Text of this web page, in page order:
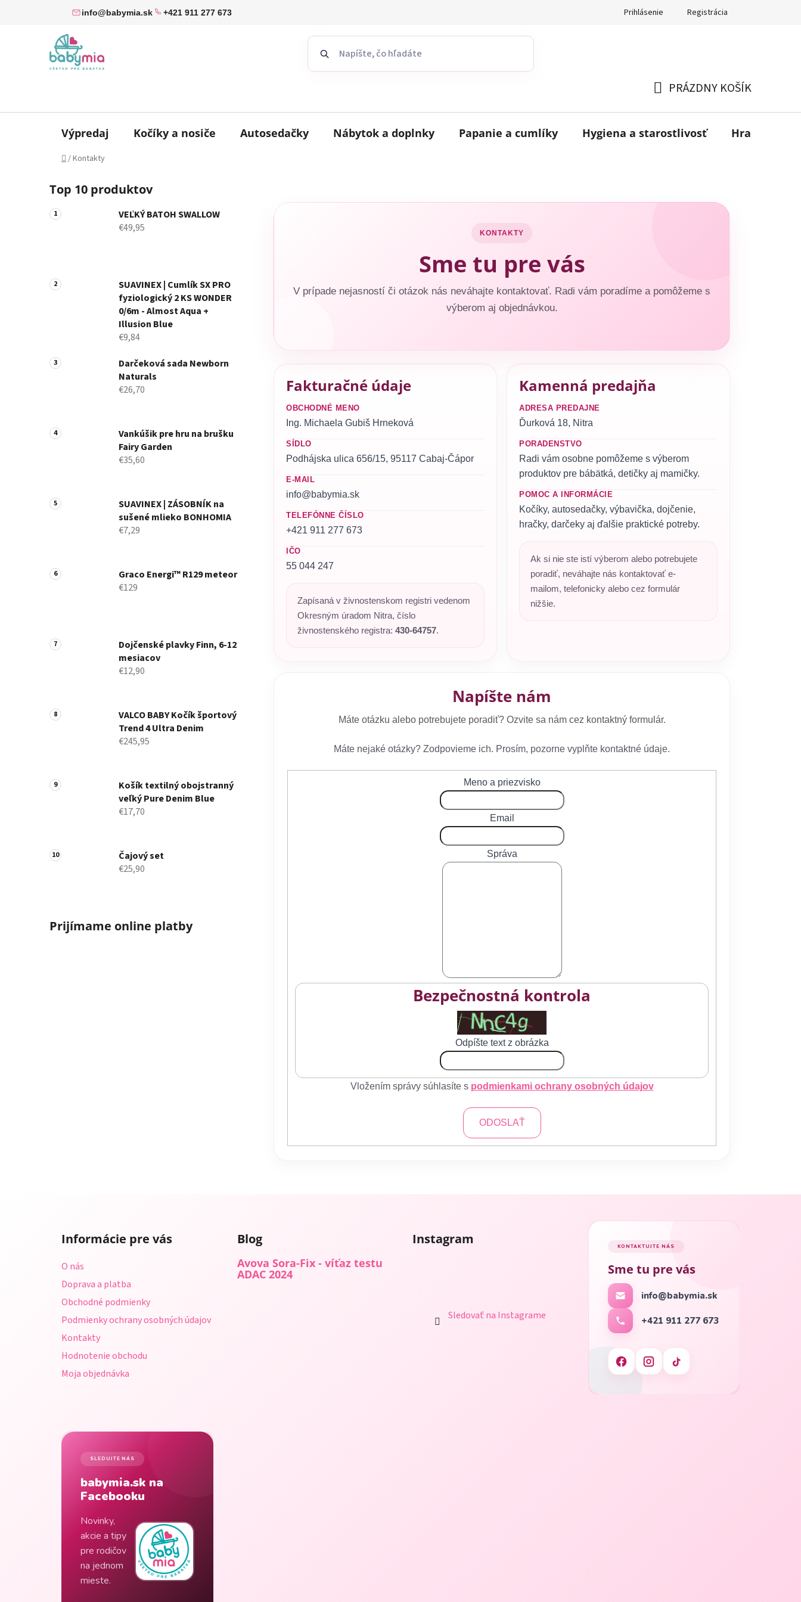
info@babymia.sk +421 911 277 673 Prihlásenie Registrácia
KOŠÍK
PRÁZDNY KOŠÍK
Výpredaj Kočíky a nosiče Autosedačky Nábytok a doplnky Papanie a cumlíky Hygiena a starostlivosť Hračky
Domov
/Kontakty
o
č
n
n
Top 10 produktov
VEĽKÝ BATOH SWALLOW
€49,95
SUAVINEX | Cumlík SX PRO
fyziologický 2 KS WONDER
0/6m - Almost Aqua +
Illusion Blue
€9,84
Darčeková sada Newborn
Naturals
€26,70
Vankúšik pre hru na brušku
Fairy Garden
€35,60
SUAVINEX | ZÁSOBNÍK na
sušené mlieko BONHOMIA
€7,29
Graco Energi™ R129 meteor
€129
Dojčenské plavky Finn, 6-12
mesiacov
€12,90
VALCO BABY Kočík športový
Trend 4 Ultra Denim
€245,95
Košík textilný obojstranný
veľký Pure Denim Blue
€17,70
Čajový set
€25,90
Prijímame online platby
KONTAKTY
Sme tu pre vás
V prípade nejasností či otázok nás neváhajte kontaktovať. Radi vám poradíme a pomôžeme s
výberom aj objednávkou.
Fakturačné údaje
OBCHODNÉ MENO
Ing. Michaela Gubiš Hrneková
SÍDLO
Podhájska ulica 656/15, 95117 Cabaj-Čápor
E-MAIL
info@babymia.sk
TELEFÓNNE ČÍSLO
+421 911 277 673
IČO
55 044 247
Zapísaná v živnostenskom registri vedenom
Okresným úradom Nitra, číslo
živnostenského registra: 430-64757.
Kamenná predajňa
ADRESA PREDAJNE
Ďurková 18, Nitra
PORADENSTVO
Radi vám osobne pomôžeme s výberom
produktov pre bábätká, detičky aj mamičky.
POMOC A INFORMÁCIE
Kočíky, autosedačky, výbavička, dojčenie,
hračky, darčeky aj ďalšie praktické potreby.
Ak si nie ste istí výberom alebo potrebujete
poradiť, neváhajte nás kontaktovať e-
mailom, telefonicky alebo cez formulár
nižšie.
Napíšte nám
Máte otázku alebo potrebujete poradiť? Ozvite sa nám cez kontaktný formulár.
Máte nejaké otázky? Zodpovieme ich. Prosím, pozorne vyplňte kontaktné údaje.
Meno a priezvisko
Email
Správa
Bezpečnostná kontrola
Odpíšte text z obrázka
Vložením správy súhlasíte s podmienkami ochrany osobných údajov
ODOSLAŤ
Informácie pre vás
O nás
Doprava a platba
Obchodné podmienky
Podmienky ochrany osobných údajov
Kontakty
Hodnotenie obchodu
Moja objednávka
Blog
Avova Sora-Fix - víťaz testu
ADAC 2024
Instagram
Sledovať na Instagrame
KONTAKTUJTE NÁS
Sme tu pre vás
info@babymia.sk
+421 911 277 673
SLEDUJTE NÁS
babymia.sk na
Facebooku
Novinky,
akcie a tipy
pre rodičov
na jednom
mieste.